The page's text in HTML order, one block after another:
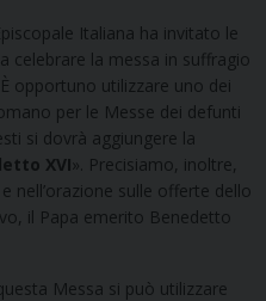
Italiana ha invitato le
celebrare la messa in suffragio
opportuno utilizzare uno dei
per le Messe dei defunti
si dovrà aggiungere la
XVI». Precisiamo, inoltre,
nell’orazione sulle offerte dello
il Papa emerito Benedetto
Messa si può utilizzare